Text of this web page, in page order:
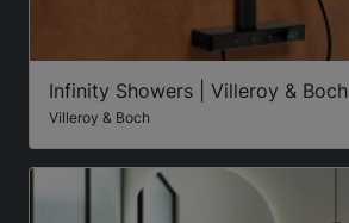
Infinity Showers | Villeroy & Boch
Villeroy & Boch